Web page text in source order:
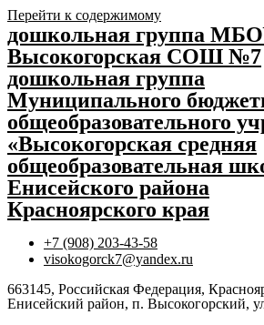
Перейти к содержимому
дошкольная группа
Высокогорская СОШ №7
дошкольная группа
Муниципального
общеобразовательного
«Высокогорская средняя
общеобразовательная
Енисейского района
Красноярского края
+7 (908) 203-43-58
visokogorck7@yandex.ru
663145, Российская Федерация,
Енисейский район, п. Высокогорский,